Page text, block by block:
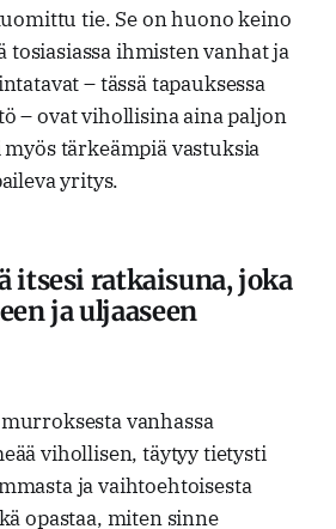
tie. Se on huono keino
tosiasiassa ihmisten vanhat ja
– tässä tapauksessa
– ovat vihollisina aina paljon
tärkeämpiä vastuksia
yritys.
itsesi ratkaisuna, joka
ja uljaaseen
vanhassa
vihollisen, täytyy tietysti
ja vaihtoehtoisesta
opastaa, miten sinne